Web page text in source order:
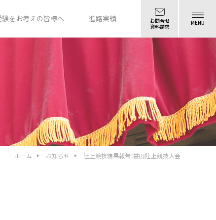
験をお考えの皆様へ 進路実績
お問合せ
資料請求
MENU
ホーム お知らせ 陸上競技結果報告：益田陸上競技大会